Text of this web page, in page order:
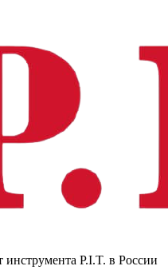
P.I.T. в России